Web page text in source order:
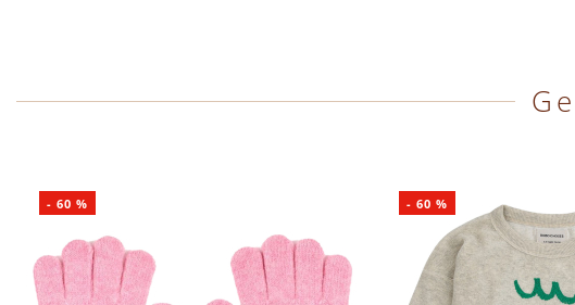
-60 % - 60 %